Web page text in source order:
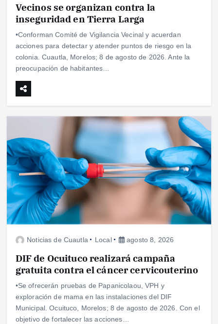
Vecinos se organizan contra la
inseguridad en Tierra Larga
•Conforman Comité de Vigilancia Vecinal y acuerdan
acciones para detectar y atender puntos de riesgo en la
colonia. Cuautla, Morelos; 8 de agosto de 2026. Ante la
preocupación de habitantes…
Noticias de Cuautla Local agosto 8, 2026
DIF de Ocuituco realizará campaña
gratuita contra el cáncer cervicouterino
•Se ofrecerán pruebas de Papanicolaou, VPH y
exploración de mama en las instalaciones del DIF
Municipal. Ocuituco, Morelos; 8 de agosto de 2026. Con el
objetivo de fortalecer las acciones…